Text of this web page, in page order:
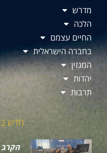
מדרש
הלכה
החיים עצמם
בחברה הישראלית
המגזין
יהדות
תרבות
חדש
הקרב